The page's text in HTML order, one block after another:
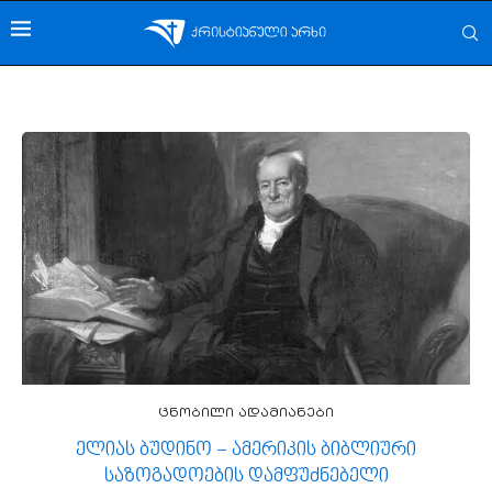
ცნობილი ადამიანები
ელიას ბუდინო − ამერიკის ბიბლიური
საზოგადოების დამფუძნებელი